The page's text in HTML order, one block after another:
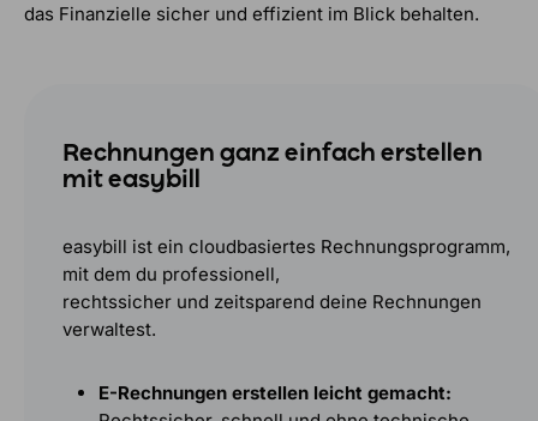
das Finanzielle sicher und effizient im Blick behalten.
Rechnungen ganz einfach erstellen
mit easybill
easybill ist ein cloudbasiertes Rechnungsprogramm,
mit dem du professionell,
rechtssicher und zeitsparend deine Rechnungen
verwaltest.
E-Rechnungen erstellen leicht gemacht: